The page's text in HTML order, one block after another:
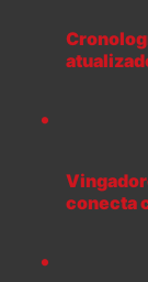
conecta